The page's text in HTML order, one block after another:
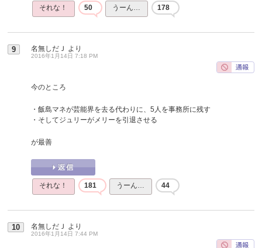
それな！ 50 うーん… 178
9 名無しだＪ より
2016年1月14日 7:18 PM
今のところ
・飯島マネが芸能界を去る代わりに、5人を事務所に残す
・そしてジュリーがメリーを引退させる
が最善
それな！ 181 うーん… 44
10 名無しだＪ より
2016年1月14日 7:44 PM